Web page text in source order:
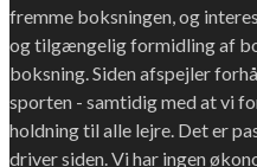
fremme boksningen, og
og tilgængelig formidling af
boksning. Siden afspejler
sporten - samtidig med at vi
holdning til alle lejre. Det er
driver siden. Vi har ingen